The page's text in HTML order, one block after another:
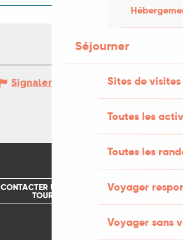
Séjourner
Sites de visites
Toutes les
Toutes les
Voyager
Voyager sans
Signaler une erreur
CONTACTER UN OFFICE DE
TOURISME